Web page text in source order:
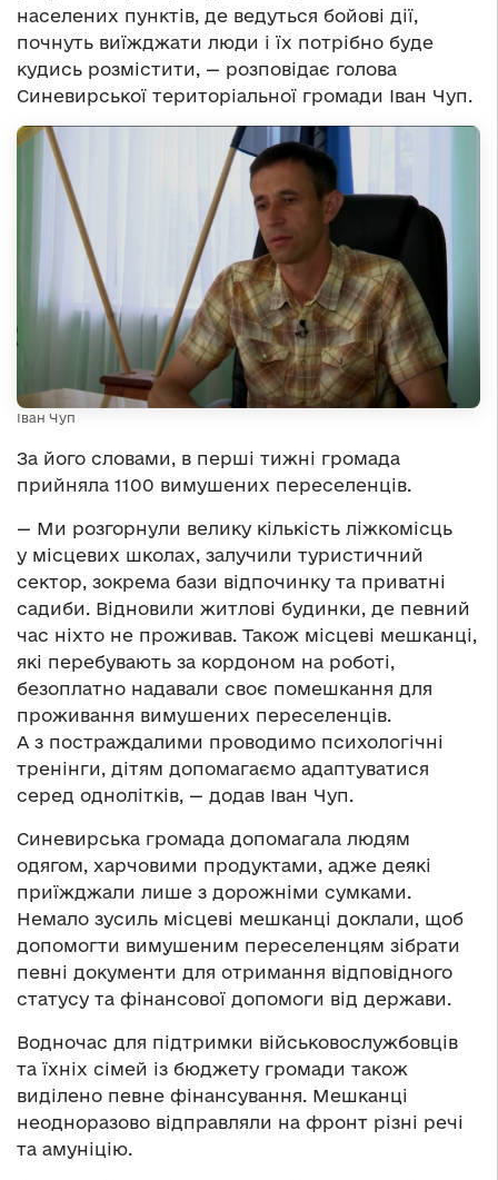
населених пунктів, де ведуться бойові дії,
почнуть виїжджати люди і їх потрібно буде
кудись розмістити, — розповідає голова
Синевирської територіальної громади Іван Чуп.
Іван Чуп
За його словами, в перші тижні громада
прийняла 1100 вимушених переселенців.
— Ми розгорнули велику кількість ліжкомісць
у місцевих школах, залучили туристичний
сектор, зокрема бази відпочинку та приватні
садиби. Відновили житлові будинки, де певний
час ніхто не проживав. Також місцеві мешканці,
які перебувають за кордоном на роботі,
безоплатно надавали своє помешкання для
проживання вимушених переселенців.
А з постраждалими проводимо психологічні
тренінги, дітям допомагаємо адаптуватися
серед однолітків, — додав Іван Чуп.
Синевирська громада допомагала людям
одягом, харчовими продуктами, адже деякі
приїжджали лише з дорожніми сумками.
Немало зусиль місцеві мешканці доклали, щоб
допомогти вимушеним переселенцям зібрати
певні документи для отримання відповідного
статусу та фінансової допомоги від держави.
Водночас для підтримки військовослужбовців
та їхніх сімей із бюджету громади також
виділено певне фінансування. Мешканці
неодноразово відправляли на фронт різні речі
та амуніцію.